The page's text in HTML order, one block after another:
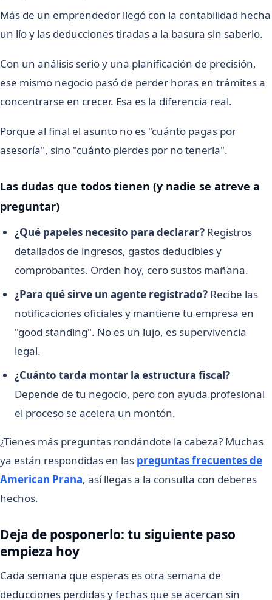
Más de un emprendedor llegó con la contabilidad hecha
un lío y las deducciones tiradas a la basura sin saberlo.
Con un análisis serio y una planificación de precisión,
ese mismo negocio pasó de perder horas en trámites a
concentrarse en crecer. Esa es la diferencia real.
Porque al final el asunto no es "cuánto pagas por
asesoría", sino "cuánto pierdes por no tenerla".
Las dudas que todos tienen (y nadie se atreve a
preguntar)
¿Qué papeles necesito para declarar? Registros
detallados de ingresos, gastos deducibles y
comprobantes. Orden hoy, cero sustos mañana.
¿Para qué sirve un agente registrado? Recibe las
notificaciones oficiales y mantiene tu empresa en
"good standing". No es un lujo, es supervivencia
legal.
¿Cuánto tarda montar la estructura fiscal?
Depende de tu negocio, pero con ayuda profesional
el proceso se acelera un montón.
¿Tienes más preguntas rondándote la cabeza? Muchas
ya están respondidas en las preguntas frecuentes de
American Prana, así llegas a la consulta con deberes
hechos.
Deja de posponerlo: tu siguiente paso
empieza hoy
Cada semana que esperas es otra semana de
deducciones perdidas y fechas que se acercan sin